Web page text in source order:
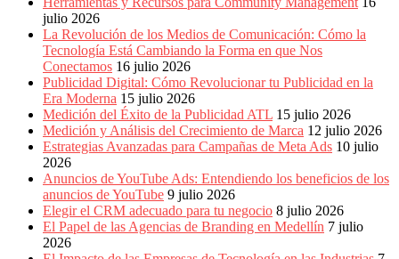
Radio,
Creatividad,
Free
RRPP,
Spots,
Comerciales,
Periodismo,
Revistas,
Magazines
ATL,
julio 2026
La Revolución de los Medios de Comunicación: Cómo la
Tecnología Está Cambiando la Forma en que Nos
Conectamos 16 julio 2026
Publicidad Digital: Cómo Revolucionar tu Publicidad en la
Era Moderna 15 julio 2026
Medición del Éxito de la Publicidad ATL 15 julio 2026
Medición y Análisis del Crecimiento de Marca 12 julio 2026
Estrategias Avanzadas para Campañas de Meta Ads 10 julio
2026
Anuncios de YouTube Ads: Entendiendo los beneficios de los
anuncios de YouTube 9 julio 2026
Elegir el CRM adecuado para tu negocio 8 julio 2026
El Papel de las Agencias de Branding en Medellín 7 julio
2026